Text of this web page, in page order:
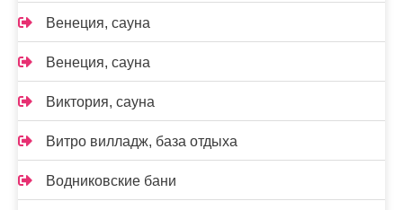
Венеция, сауна
Венеция, сауна
Виктория, сауна
Витро вилладж, база отдыха
Водниковские бани